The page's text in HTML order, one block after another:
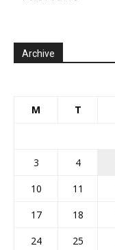
Archive
M T
3
4
10
11
17
18
24
25